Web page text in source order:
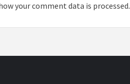
your comment data is processed.